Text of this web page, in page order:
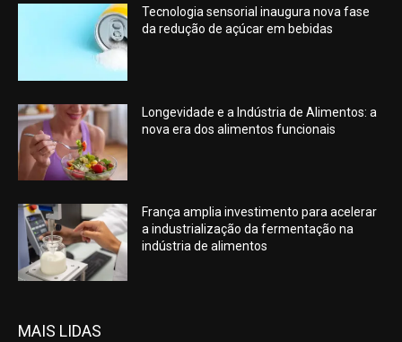
Tecnologia sensorial inaugura nova fase
da redução de açúcar em bebidas
Longevidade e a Indústria de Alimentos: a
nova era dos alimentos funcionais
França amplia investimento para acelerar
a industrialização da fermentação na
indústria de alimentos
MAIS LIDAS